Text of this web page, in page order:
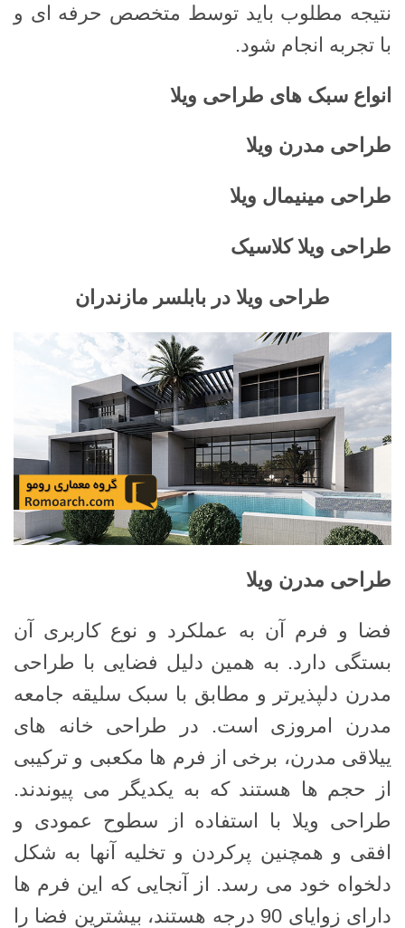
نتیجه مطلوب باید توسط متخصص حرفه ای و
با تجربه انجام شود.
انواع سبک های طراحی ویلا
طراحی مدرن ویلا
طراحی مینیمال ویلا
طراحی ویلا کلاسیک
طراحی ویلا در بابلسر مازندران
طراحی مدرن ویلا
فضا و فرم آن به عملکرد و نوع کاربری آن
بستگی دارد. به همین دلیل فضایی با طراحی
مدرن دلپذیرتر و مطابق با سبک سلیقه جامعه
مدرن امروزی است. در طراحی خانه های
ییلاقی مدرن، برخی از فرم ها مکعبی و ترکیبی
از حجم ها هستند که به یکدیگر می پیوندند.
طراحی ویلا با استفاده از سطوح عمودی و
افقی و همچنین پرکردن و تخلیه آنها به شکل
دلخواه خود می رسد. از آنجایی که این فرم ها
دارای زوایای 90 درجه هستند، بیشترین فضا را